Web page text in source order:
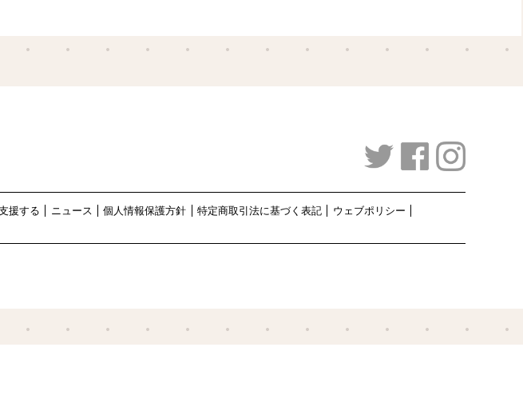
援する ニュース 個人情報保護方針 特定商取引法に基づく表記
ウェブポリシー